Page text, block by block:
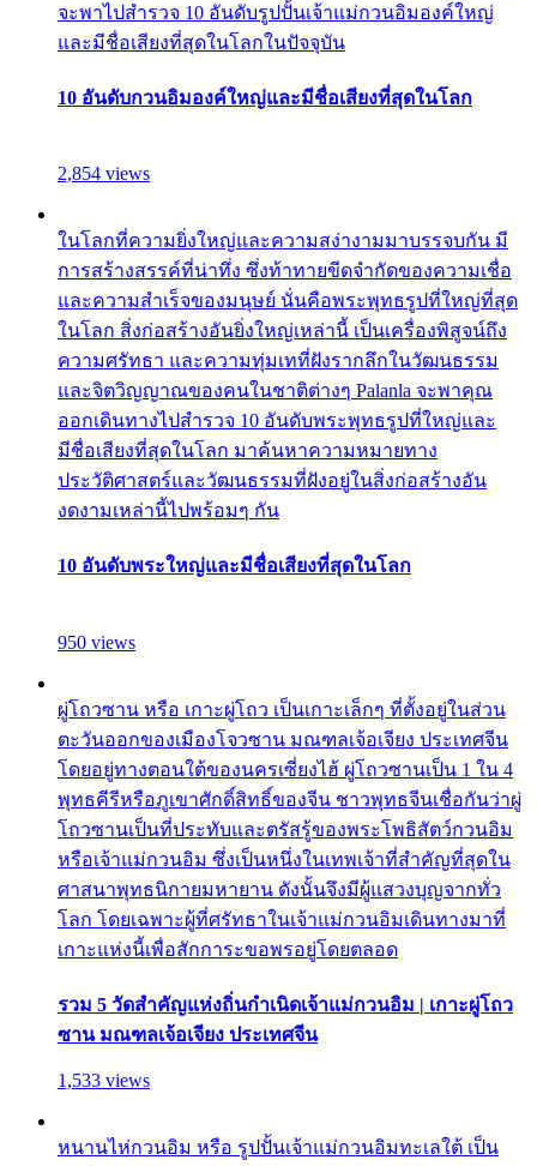
จะพาไปสำรวจ 10 อันดับรูปปั้นเจ้าแม่กวนอิมองค์ใหญ่
และมีชื่อเสียงที่สุดในโลกในปัจจุบัน
10 อันดับกวนอิมองค์ใหญ่และมีชื่อเสียงที่สุดในโลก
2,854 views
ในโลกที่ความยิ่งใหญ่และความสง่างามมาบรรจบกัน มี
การสร้างสรรค์ที่น่าทึ่ง ซึ่งท้าทายขีดจำกัดของความเชื่อ
และความสำเร็จของมนุษย์ นั่นคือพระพุทธรูปที่ใหญ่ที่สุด
ในโลก สิ่งก่อสร้างอันยิ่งใหญ่เหล่านี้ เป็นเครื่องพิสูจน์ถึง
ความศรัทธา และความทุ่มเทที่ฝังรากลึกในวัฒนธรรม
และจิตวิญญาณของคนในชาติต่างๆ Palanla จะพาคุณ
ออกเดินทางไปสำรวจ 10 อันดับพระพุทธรูปที่ใหญ่และ
มีชื่อเสียงที่สุดในโลก มาค้นหาความหมายทาง
ประวัติศาสตร์และวัฒนธรรมที่ฝังอยู่ในสิ่งก่อสร้างอัน
งดงามเหล่านี้ไปพร้อมๆ กัน
10 อันดับพระใหญ่และมีชื่อเสียงที่สุดในโลก
950 views
ผู่โถวซาน หรือ เกาะผู่โถว เป็นเกาะเล็กๆ ที่ตั้งอยู่ในส่วน
ตะวันออกของเมืองโจวซาน มณฑลเจ้อเจียง ประเทศจีน
โดยอยู่ทางตอนใต้ของนครเซี่ยงไฮ้ ผู่โถวซานเป็น 1 ใน 4
พุทธคีรีหรือภูเขาศักดิ์สิทธิ์ของจีน ชาวพุทธจีนเชื่อกันว่าผู่
โถวซานเป็นที่ประทับและตรัสรู้ของพระโพธิสัตว์กวนอิม
หรือเจ้าแม่กวนอิม ซึ่งเป็นหนึ่งในเทพเจ้าที่สำคัญที่สุดใน
ศาสนาพุทธนิกายมหายาน ดังนั้นจึงมีผู้แสวงบุญจากทั่ว
โลก โดยเฉพาะผู้ที่ศรัทธาในเจ้าแม่กวนอิมเดินทางมาที่
เกาะแห่งนี้เพื่อสักการะขอพรอยู่โดยตลอด
รวม 5 วัดสำคัญแห่งถิ่นกำเนิดเจ้าแม่กวนอิม | เกาะผู่โถว
ซาน มณฑลเจ้อเจียง ประเทศจีน
1,533 views
หนานไห่กวนอิม หรือ รูปปั้นเจ้าแม่กวนอิมทะเลใต้ เป็น